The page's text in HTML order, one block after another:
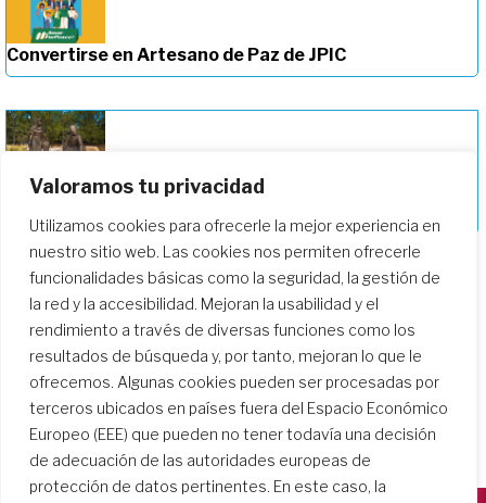
Valoramos tu privacidad
Utilizamos cookies para ofrecerle la mejor experiencia en
nuestro sitio web. Las cookies nos permiten ofrecerle
funcionalidades básicas como la seguridad, la gestión de
la red y la accesibilidad. Mejoran la usabilidad y el
rendimiento a través de diversas funciones como los
resultados de búsqueda y, por tanto, mejoran lo que le
ofrecemos. Algunas cookies pueden ser procesadas por
terceros ubicados en países fuera del Espacio Económico
Europeo (EEE) que pueden no tener todavía una decisión
de adecuación de las autoridades europeas de
protección de datos pertinentes. En este caso, la
Convertirse en Artesano de Paz de JPIC
Profundizando en nuestro camino de